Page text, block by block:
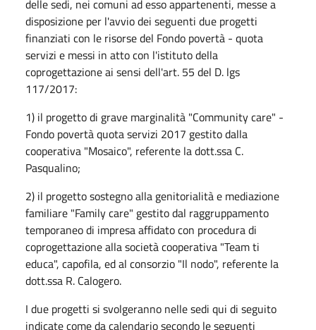
delle sedi, nei comuni ad esso appartenenti, messe a
disposizione per l'avvio dei seguenti due progetti
finanziati con le risorse del Fondo povertà - quota
servizi e messi in atto con l'istituto della
coprogettazione ai sensi dell'art. 55 del D. lgs
117/2017:
1) il progetto di grave marginalità "Community care" -
Fondo povertà quota servizi 2017 gestito dalla
cooperativa "Mosaico", referente la dott.ssa C.
Pasqualino;
2) il progetto sostegno alla genitorialità e mediazione
familiare "Family care" gestito dal raggruppamento
temporaneo di impresa affidato con procedura di
coprogettazione alla società cooperativa "Team ti
educa", capofila, ed al consorzio "Il nodo", referente la
dott.ssa R. Calogero.
I due progetti si svolgeranno nelle sedi qui di seguito
indicate come da calendario secondo le seguenti